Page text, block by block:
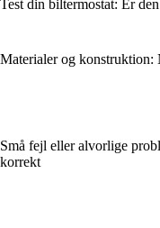
Test din biltermostat: Er
Materialer og konstruktion:
Små fejl eller alvorlige
korrekt